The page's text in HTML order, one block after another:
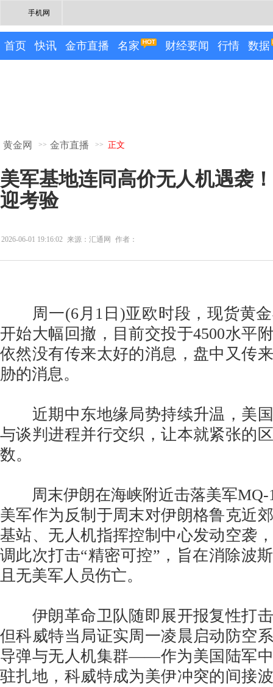
手机网
首页 快讯 金市直播 名家 财经要闻 行情 数据
黄金网 >> 金市直播 >> 正文
美军基地连同高价无人机遇袭
迎考验
2026-06-01 19:16:02 来源：汇通网 作者：
周一(6月1日)亚欧时段，现货黄金
开始大幅回撤，目前交投于4500水平
依然没有传来太好的消息，盘中又传
胁的消息。
近期中东地缘局势持续升温，美国
与谈判进程并行交织，让本就紧张的
数。
周末伊朗在海峡附近击落美军MQ-
美军作为反制于周末对伊朗格鲁克近
基站、无人机指挥控制中心发动空袭
调此次打击“精密可控”，旨在消除波
且无美军人员伤亡。
伊朗革命卫队随即展开报复性打击
但科威特当局证实周一凌晨启动防空
导弹与无人机集群——作为美国陆军
驻扎地，科威特成为美伊冲突的间接